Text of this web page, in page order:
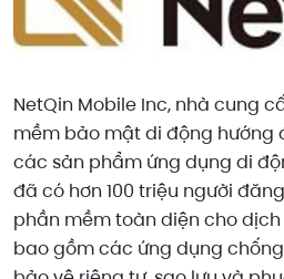
NetQin Mobile Inc, nhà cung
mềm bảo mật di động hướng
các sản phẩm ứng dụng di
đã có hơn 100 triệu người
phần mềm toàn diện chodịch
bao gồm các ứng dụng